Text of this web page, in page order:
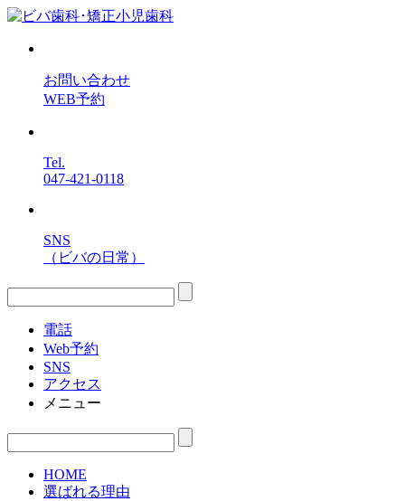
お問い合わせ
WEB予約
Tel.
047-421-0118
SNS
（ビバの日常）
電話
Web予約
SNS
アクセス
メニュー
HOME
選ばれる理由